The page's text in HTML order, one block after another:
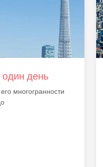
один день
многогранности